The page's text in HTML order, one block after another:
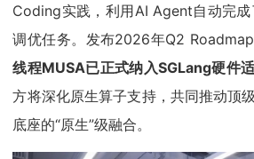
Coding实践，利用AI Agent自动完
调优任务。发布2026年Q2
线程MUSA已正式纳入SGLang硬件
方将深化原生算子支持，共同推动顶
底座的“原生”级融合。